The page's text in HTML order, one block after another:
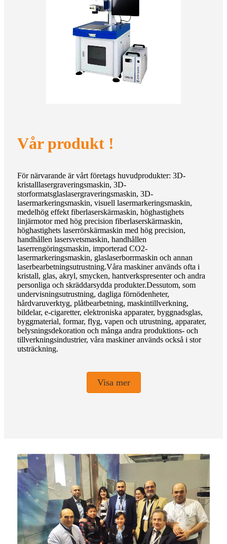
Vår produkt !
För närvarande är vårt företags huvudprodukter: 3D-
kristalllasergraveringsmaskin, 3D-
storformatsglaslasergraveringsmaskin, 3D-
lasermarkeringsmaskin, visuell lasermarkeringsmaskin,
medelhög effekt fiberlaserskärmaskin, höghastighets
linjärmotor med hög precision fiberlaserskärmaskin,
höghastighets laserrörskärmaskin med hög precision,
handhållen lasersvetsmaskin, handhållen
laserrengöringsmaskin, importerad CO2-
lasermarkeringsmaskin, glaslaserborrmaskin och annan
laserbearbetningsutrustning.Våra maskiner används ofta i
kristall, glas, akryl, smycken, hantverkspresenter och andra
personliga och skräddarsydda produkter.Dessutom, som
undervisningsutrustning, dagliga förnödenheter,
hårdvaruverktyg, plåtbearbetning, maskintillverkning,
bildelar, e-cigaretter, elektroniska apparater, byggnadsglas,
byggmaterial, formar, flyg, vapen och utrustning, apparater,
belysningsdekoration och många andra produktions- och
tillverkningsindustrier, våra maskiner används också i stor
utsträckning.
Visa mer